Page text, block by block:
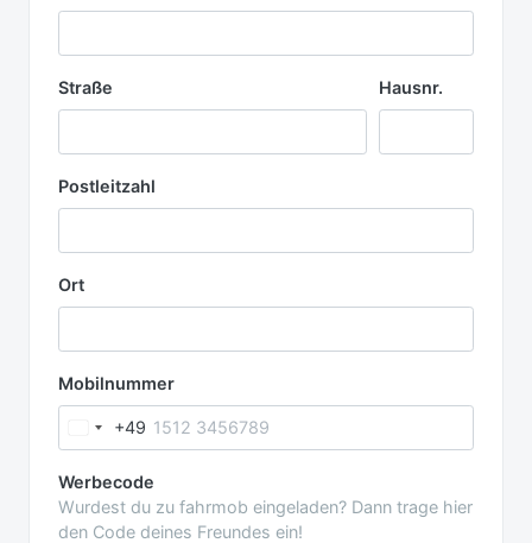
Straße Hausnr.
Postleitzahl
Ort
Mobilnummer
+49
Werbecode
Wurdest du zu fahrmob eingeladen? Dann trage hier
den Code deines Freundes ein!